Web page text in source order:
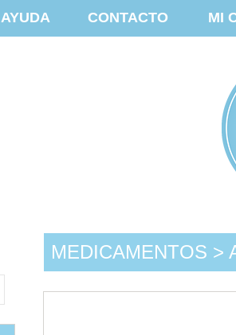
AYUDA CONTACTO MI
MEDICAMENTOS >